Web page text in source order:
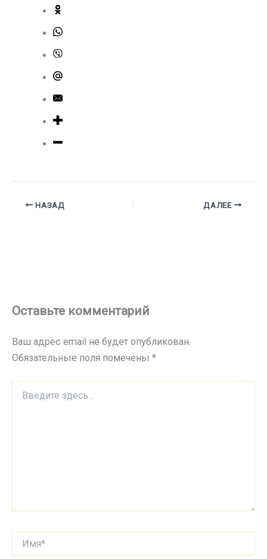
НАЗАД ДАЛЕЕ
Оставьте комментарий
Ваш адрес email не будет опубликован.
Обязательные поля помечены *
здесь...